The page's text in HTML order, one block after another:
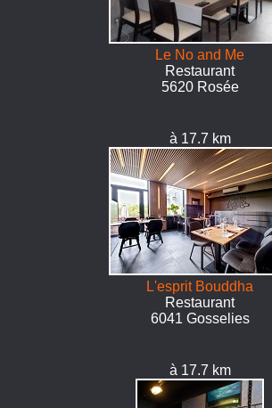
Le No and Me
Restaurant
5620 Rosée
à 17.7 km
L'esprit Bouddha
Restaurant
6041 Gosselies
à 17.7 km